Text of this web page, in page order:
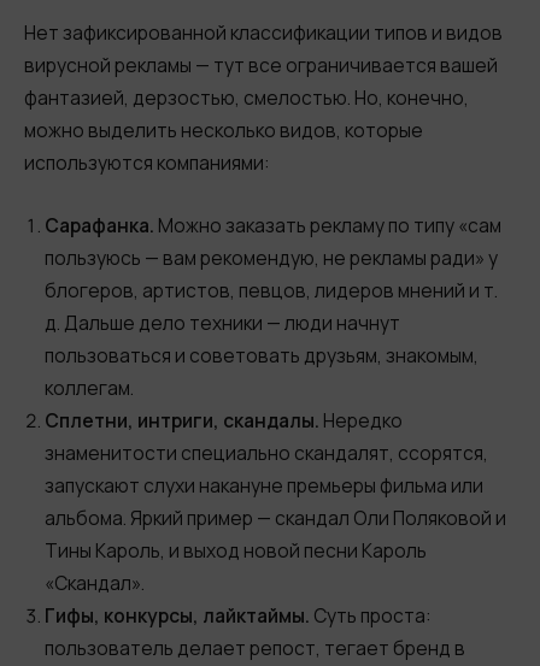
Нет зафиксированной классификации типов и видов
вирусной рекламы — тут все ограничивается вашей
фантазией, дерзостью, смелостью. Но, конечно,
можно выделить несколько видов, которые
используются компаниями:
Сарафанка. Можно заказать рекламу по типу «сам
пользуюсь — вам рекомендую, не рекламы ради» у
блогеров, артистов, певцов, лидеров мнений и т.
д. Дальше дело техники — люди начнут
пользоваться и советовать друзьям, знакомым,
коллегам.
Сплетни, интриги, скандалы. Нередко
знаменитости специально скандалят, ссорятся,
запускают слухи накануне премьеры фильма или
альбома. Яркий пример — скандал Оли Поляковой и
Тины Кароль, и выход новой песни Кароль
«Скандал».
Гифы, конкурсы, лайктаймы. Суть проста:
пользователь делает репост, тегает бренд в